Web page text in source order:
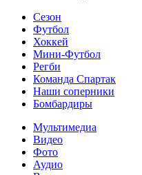
Сезон
Футбол
Хоккей
Мини-Футбол
Регби
Команда Спартак
Наши соперники
Бомбардиры
Мультимедиа
Видео
Фото
Аудио